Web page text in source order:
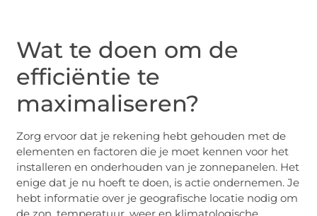
Wat te doen om de
efficiëntie te
maximaliseren?
Zorg ervoor dat je rekening hebt gehouden met de
elementen en factoren die je moet kennen voor het
installeren en onderhouden van je zonnepanelen. Het
enige dat je nu hoeft te doen, is actie ondernemen. Je
hebt informatie over je geografische locatie nodig om